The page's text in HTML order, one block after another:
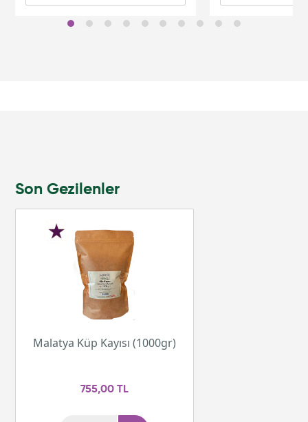
Son Gezilenler
Malatya Küp Kayısı (1000gr)
755,00 TL